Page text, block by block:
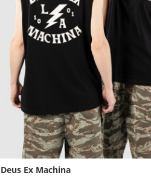
Deus Ex Machina